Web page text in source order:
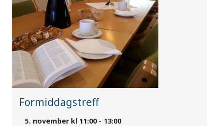
Formiddagstreff
5. november kl 11:00- 13:00